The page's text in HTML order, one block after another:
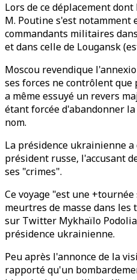
Lors de ce déplacement
M. Poutine s'est notamment
commandants militaires
et dans celle de Lougansk
Moscou revendique
ses forces ne contrôlent
a même essuyé un revers
étant forcée d'abandonner
nom.
La présidence ukrainienne
président russe, l'accusant
ses "crimes".
Ce voyage "est une
meurtres de masse dans
sur Twitter Mykhaïlo
présidence ukrainienne.
Peu après l'annonce de la
rapporté qu'un